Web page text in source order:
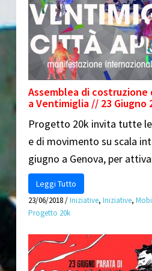
Assemblea di
a Ventimiglia // 23 Giugno
Progetto 20k invita tutte
e di movimento su scala
giugno a Genova, per
Leggi Tutto
23/06/2018/Iniziative, Iniziative,
Progetto 20k